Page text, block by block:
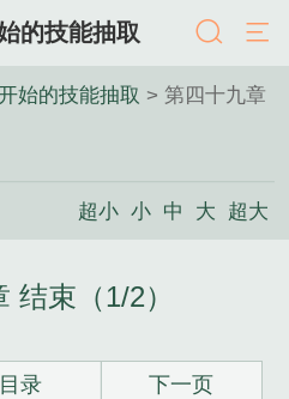
的技能抽取
始的技能抽取 > 第四十九章
超小 小 中 大 超大
结束（1/2）
目录 下一页